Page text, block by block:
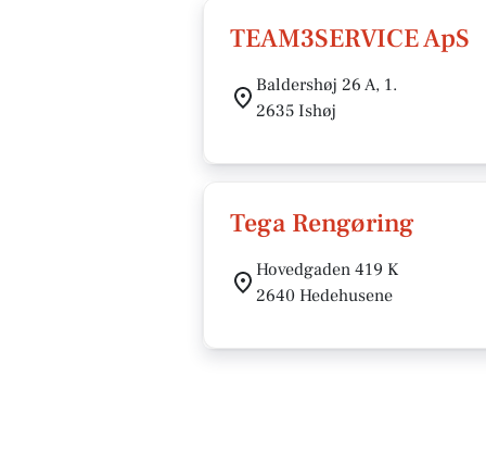
TEAM3SERVICE ApS
Baldershøj 26 A, 1.
2635 Ishøj
Tega Rengøring
Hovedgaden 419 K
2640 Hedehusene